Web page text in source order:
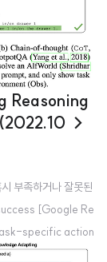
Reasoning
→
부족하거나 잘못된
[Google Re
specific action
chain-of-thought